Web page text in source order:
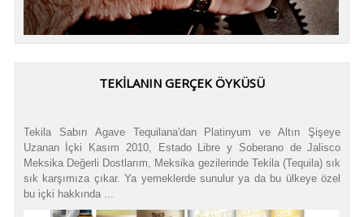
TEKILANIN GERÇEK ÖYKÜSÜ
Tekila Sabırı Agave Tequilana'dan Platinyum ve Altın Şişeye
Uzanan İçki Kasım 2010, Estado Libre y Soberano de Jalisco
Meksika Değerli Dostlarım, Meksika gezilerinde Tekila (Tequila) sık
sık karşımıza çıkar. Ya yemeklerde sunulur ya da bu ülkeye özel
bu içki hakkında ...